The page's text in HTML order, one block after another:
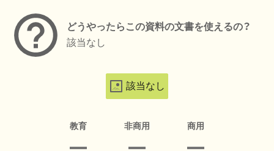
どうやったらこの資料の文書を使えるの？
該当なし
該当なし
教育 非商用 商用